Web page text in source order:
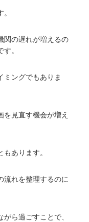
関の遅れが増えるの
。
ミングでもありま
を見直す機会が増え
あります。
流れを整理するのに
ら過ごすことで、